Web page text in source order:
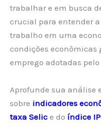
trabalhar e em busca
crucial para entender
trabalho em uma
condições econômicas
emprego adotadas pelo
Aprofunde sua análise
sobre indicadores
taxa Selic e do índice